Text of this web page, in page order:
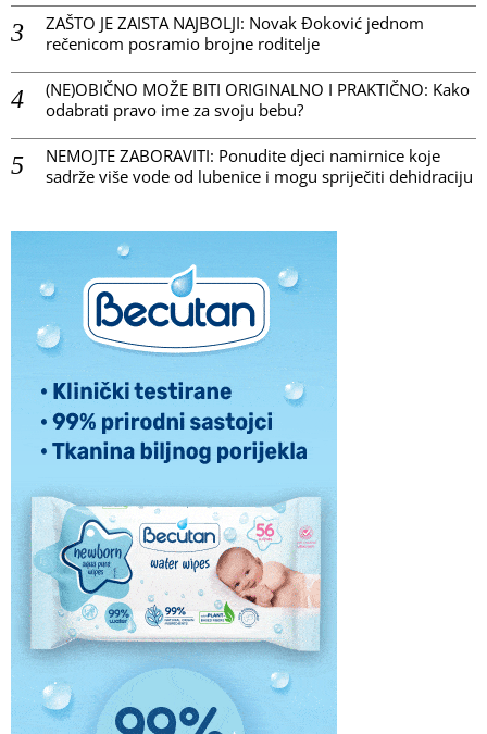
ZAŠTO JE ZAISTA NAJBOLJI: Novak Đoković jednom
rečenicom posramio brojne roditelje
(NE)OBIČNO MOŽE BITI ORIGINALNO I PRAKTIČNO: Kako
odabrati pravo ime za svoju bebu?
NEMOJTE ZABORAVITI: Ponudite djeci namirnice koje
sadrže više vode od lubenice i mogu spriječiti dehidraciju